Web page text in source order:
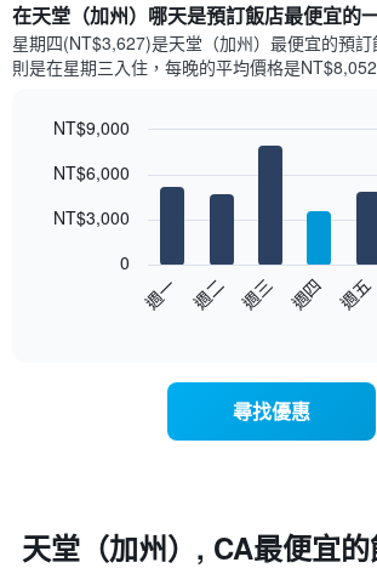
在天堂（加州）哪天是預訂飯店最便宜的
星期四(NT$3,627)是天堂（加州）​最便宜的預
則是在星期三​入住，每晚的平均價格是NT$8,052​​
chart
房
間
graphic.
週一 週二 週三 週四 週五
0
NT$3,000
NT$6,000
NT$9,000
尋找優惠
天堂（加州）, CA最便宜